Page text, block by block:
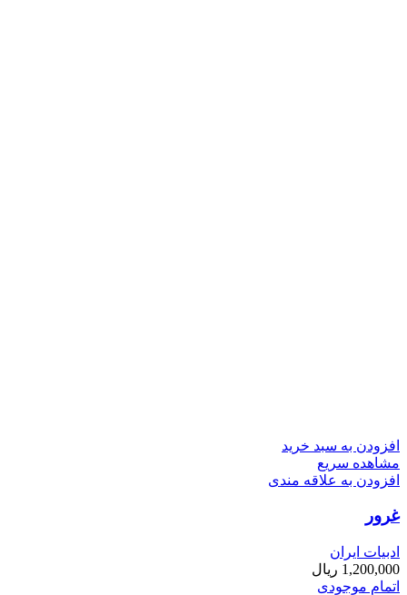
افزودن به سبد خرید
مشاهده سریع
افزودن به علاقه مندی
غرور
ادبیات ایران
1,200,000 ریال
اتمام موجودی